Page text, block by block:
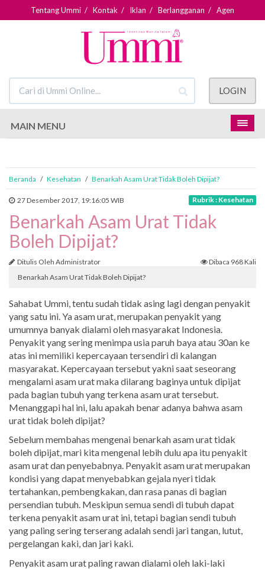
Tentang Ummi / Kontak / Iklan / Berlangganan / Agen
LOGIN
MAIN MENU
Beranda / Kesehatan / Benarkah Asam Urat Tidak Boleh Dipijat?
27 Desember 2017, 19:16:05 WIB Rubrik : Kesehatan
Benarkah Asam Urat Tidak
Boleh Dipijat?
Ditulis Oleh Administrator
Dibaca 968 Kali
Benarkah Asam Urat Tidak Boleh Dipijat?
Sahabat Ummi, tentu sudah tidak asing lagi dengan penyakit
yang satu ini. Ya asam urat, merupakan penyakit yang
umumnya banyak dialami oleh masyarakat Indonesia.
Penyakit yang sering menimpa usia paruh baya atau 30an ke
atas ini memiliki kepercayaan tersendiri di kalangan
masyarakat. Kepercayaan tersebut yakni saat seseorang
mengalami asam urat maka dilarang baginya untuk dipijat
pada bagian tubuh yang terkena asam urat tersebut.
Menanggapi hal ini, lalu apakah benar adanya bahwa asam
urat tidak boleh dipijat?
Sebelum membahas mengenai benarkah asam urat tidak
boleh dipijat, mari kita mengenal lebih dulu apa itu penyakit
asam urat dan penyebabnya. Penyakit asam urat merupakan
kondisi yang dapat menyebabkan gejala nyeri tidak
tertahankan, pembengkakan, dan rasa panas di bagian
persendian tubuh. Meskipun semua sendi di tubuh dapat
terkena penyakit asam urat ini, tetapi bagian sendi tubuh
yang paling sering terserang adalah sendi jari tangan, lutut,
pergelangan kaki, dan jari kaki.
Penyakit asam urat paling rawan dialami oleh laki-laki